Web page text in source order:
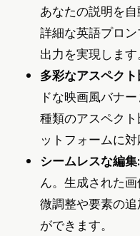
あなたの説明を
詳細な英語プロ
出力を実現します
多彩なアスペク
ドな映画風バナ
種類のアスペク
ットフォームに対
シームレスな編集
ん。生成された画
微調整や要素の
ができます。